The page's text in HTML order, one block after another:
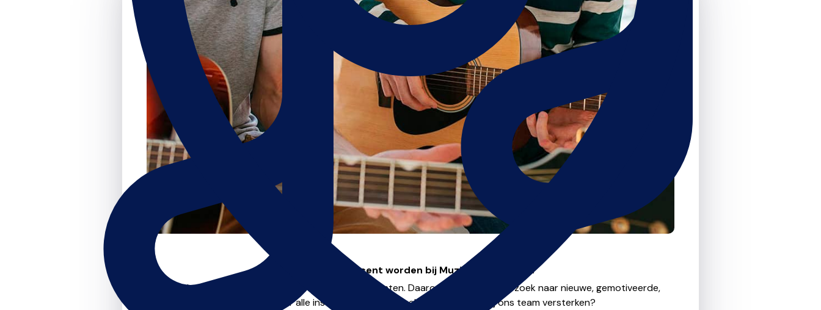
Wil je muziekdocent worden bij Muziekonderwijs.nl?
Muziekonderwijs.nl kent nooit genoeg muziekdocenten. Daarom zijn wij altijd op zoek naar nieuwe, gemotiveerde,
docenten voor alle instrumenten over heel Nederland! Kom jij ons team versterken?